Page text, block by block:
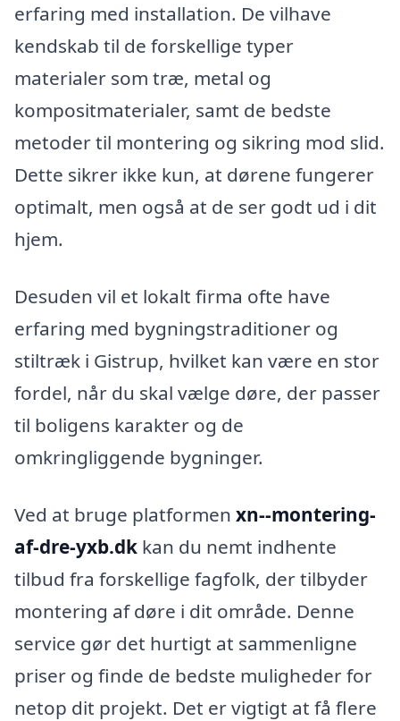
erfaring med installation. De vilhave
kendskab til de forskellige typer
materialer som træ, metal og
kompositmaterialer, samt de bedste
metoder til montering og sikring mod slid.
Dette sikrer ikke kun, at dørene fungerer
optimalt, men også at de ser godt ud i dit
hjem.
Desuden vil et lokalt firma ofte have
erfaring med bygningstraditioner og
stiltræk i Gistrup, hvilket kan være en stor
fordel, når du skal vælge døre, der passer
til boligens karakter og de
omkringliggende bygninger.
Ved at bruge platformen xn--montering-
af-dre-yxb.dk kan du nemt indhente
tilbud fra forskellige fagfolk, der tilbyder
montering af døre i dit område. Denne
service gør det hurtigt at sammenligne
priser og finde de bedste muligheder for
netop dit projekt. Det er vigtigt at få flere